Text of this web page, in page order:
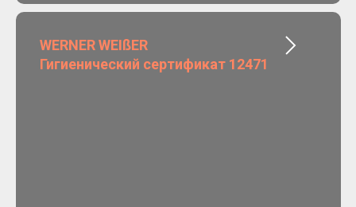
WERNER WEIßER
Гигиенический сертификат 12471